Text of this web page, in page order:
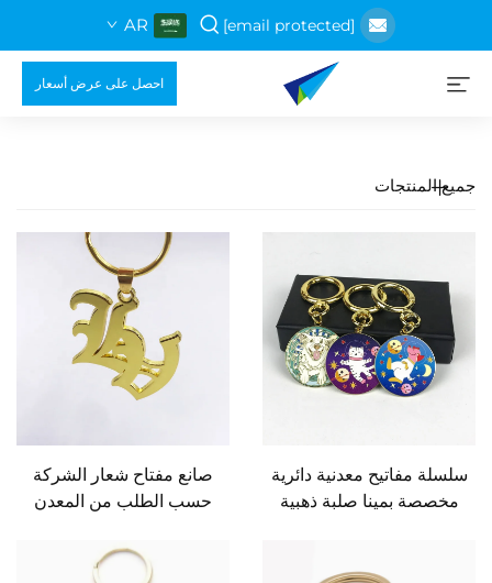
[email protected]
AR
احصل على عرض أسعار
جميع المنتجات
سلسلة مفاتيح معدنية دائرية
مخصصة بمينا صلبة ذهبية
صانع مفتاح شعار الشركة
حسب الطلب من المعدن